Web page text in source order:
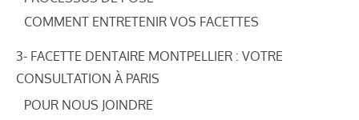
COMMENT ENTRETENIR VOS FACETTES
3- FACETTE DENTAIRE MONTPELLIER : VOTRE
CONSULTATION À PARIS
POUR NOUS JOINDRE